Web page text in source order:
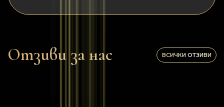
Отзиви за нас ВСИЧКИ ОТЗИВИ